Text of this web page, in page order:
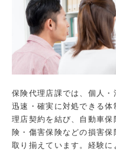
保険代理店課では、個人
迅速・確実に対処できる
理店契約を結び、自動車
険・傷害保険などの損害
取り揃えています。経験に